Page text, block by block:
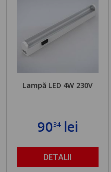
Lampă LED 4W 230V
9034lei
DETALII